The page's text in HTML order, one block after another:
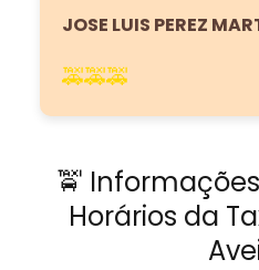
JOSE LUIS PEREZ
🚕🚕🚕
🚖
Horários da